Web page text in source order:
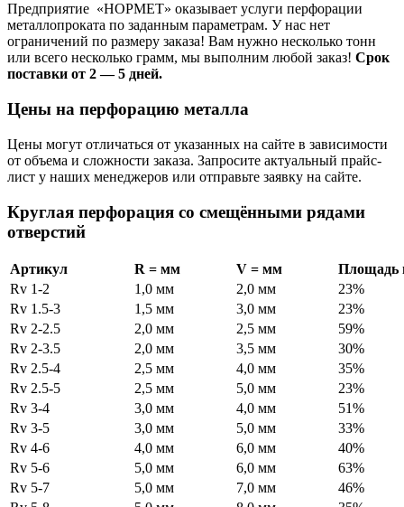
Предприятие «НОРМЕТ» оказывает услуги перфорации
металлопроката по заданным параметрам. У нас нет
ограничений по размеру заказа! Вам нужно несколько тонн
или всего несколько грамм, мы выполним любой заказ! Срок
поставки от 2 — 5 дней.
Цены на перфорацию металла
Цены могут отличаться от указанных на сайте в зависимости
от объема и сложности заказа. Запросите актуальный прайс-
лист у наших менеджеров или отправьте заявку на сайте.
Круглая перфорация со смещёнными рядами
отверстий
Артикул R = мм V = мм
Площадь
Rv 1-2
1,0 мм 2,0 мм
23%
Rv 1.5-3
1,5 мм 3,0 мм
23%
Rv 2-2.5
2,0 мм 2,5 мм
59%
Rv 2-3.5
2,0 мм 3,5 мм
30%
Rv 2.5-4
2,5 мм 4,0 мм
35%
Rv 2.5-5
2,5 мм 5,0 мм
23%
Rv 3-4
3,0 мм 4,0 мм
51%
Rv 3-5
3,0 мм 5,0 мм
33%
Rv 4-6
4,0 мм 6,0 мм
40%
Rv 5-6
5,0 мм 6,0 мм
63%
Rv 5-7
5,0 мм 7,0 мм
46%